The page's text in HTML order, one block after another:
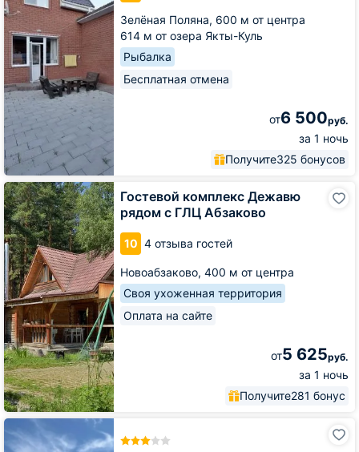
Зелёная Поляна, 600 м от центра
614 м от озера Якты-Куль
Рыбалка
Бесплатная отмена
от6 500руб.
за 1 ночь
Получите325 бонусов
Банном
Гостевой комплекс Дежавю
рядом с ГЛЦ Абзаково
10 4 отзыва гостей
Новоабзаково, 400 м от центра
Своя ухоженная территория
Оплата на сайте
от5 625руб.
за 1 ночь
Получите281 бонус
Гостевой
комплекс
Дежавю
рядом
с
ГЛЦ
Абзаково
База
отдыха